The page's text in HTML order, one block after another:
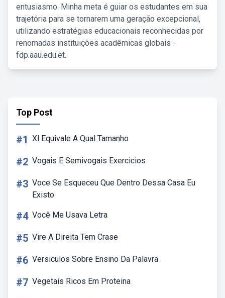
entusiasmo. Minha meta é guiar os estudantes em sua
trajetória para se tornarem uma geração excepcional,
utilizando estratégias educacionais reconhecidas por
renomadas instituições acadêmicas globais -
fdp.aau.edu.et.
Top Post
#1 Xl Equivale A Qual Tamanho
#2 Vogais E Semivogais Exercicios
#3 Voce Se Esqueceu Que Dentro Dessa Casa Eu
Existo
#4 Você Me Usava Letra
#5 Vire A Direita Tem Crase
#6 Versiculos Sobre Ensino Da Palavra
#7 Vegetais Ricos Em Proteina